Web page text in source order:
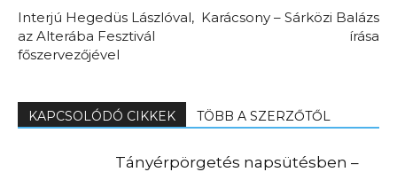
Interjú Hegedüs Lászlóval,
az Alterába Fesztivál
főszervezőjével
Karácsony – Sárközi Balázs
írása
KAPCSOLÓDÓ CIKKEK TÖBB A SZERZŐTŐL
Tányérpörgetés napsütésben –